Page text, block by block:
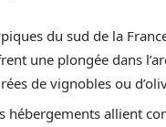
du sud de la
une plongée dans
de vignobles ou
hébergements allient